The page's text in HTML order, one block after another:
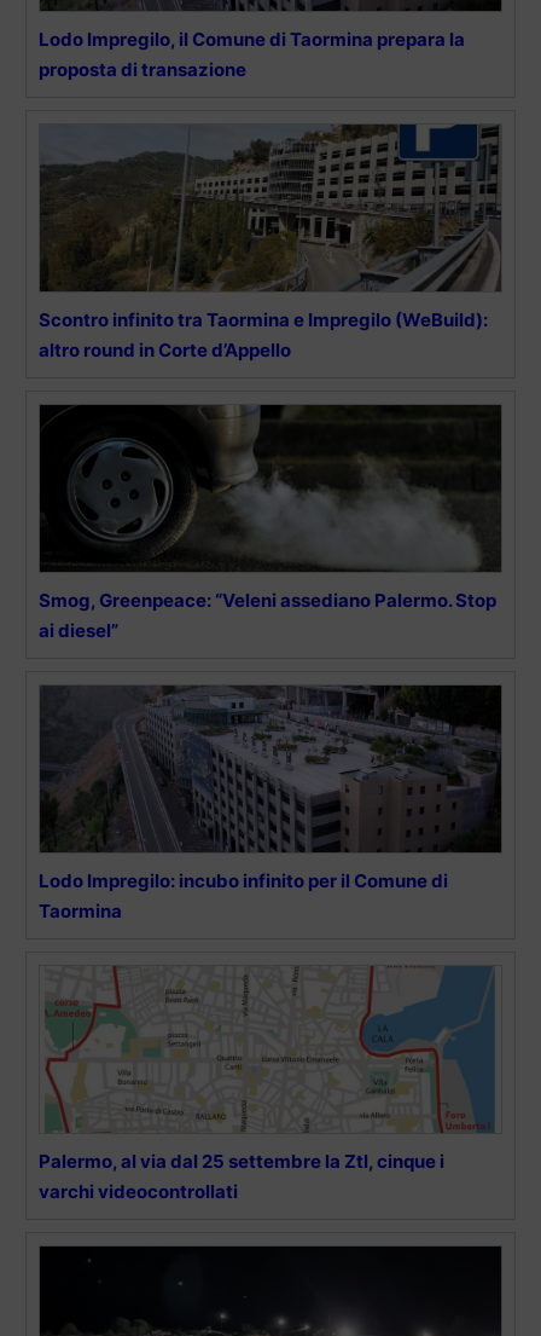
Lodo Impregilo, il Comune di Taormina prepara la
proposta di transazione
Scontro infinito tra Taormina e Impregilo (WeBuild):
altro round in Corte d’Appello
Smog, Greenpeace: “Veleni assediano Palermo. Stop
ai diesel”
Lodo Impregilo: incubo infinito per il Comune di
Taormina
Palermo, al via dal 25 settembre la Ztl, cinque i
varchi videocontrollati